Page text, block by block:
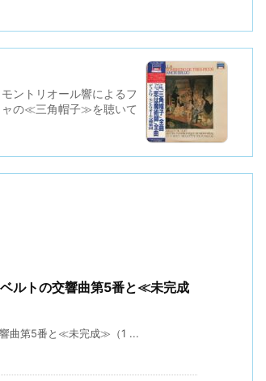
ントリオール響によるフ
ャの≪三角帽子≫を聴いて
ルトの交響曲第5番と≪未完成
響曲第5番と≪未完成≫（1 ...